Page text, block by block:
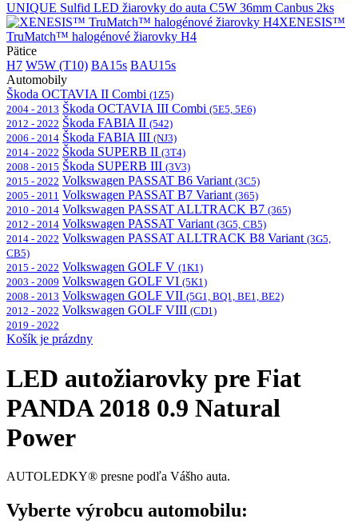
UNIQUE Sulfid LED žiarovky do auta C5W 36mm Canbus 2ks
XENESIS™
TruMatch™ halogénové žiarovky H4
Pätice
H7 W5W (T10) BA15s BAU15s
Automobily
Škoda OCTAVIA II Combi (1Z5)
2004 - 2013 Škoda OCTAVIA III Combi (5E5, 5E6)
2012 - 2022 Škoda FABIA II (542)
2006 - 2014 Škoda FABIA III (NJ3)
2014 - 2022 Škoda SUPERB II (3T4)
2008 - 2015 Škoda SUPERB III (3V3)
2015 - 2022 Volkswagen PASSAT B6 Variant (3C5)
2005 - 2011 Volkswagen PASSAT B7 Variant (365)
2010 - 2014 Volkswagen PASSAT ALLTRACK B7 (365)
2012 - 2014 Volkswagen PASSAT Variant (3G5, CB5)
2014 - 2022 Volkswagen PASSAT ALLTRACK B8 Variant (3G5,
CB5)
2015 - 2022 Volkswagen GOLF V (1K1)
2003 - 2009 Volkswagen GOLF VI (5K1)
2008 - 2013 Volkswagen GOLF VII (5G1, BQ1, BE1, BE2)
2012 - 2022 Volkswagen GOLF VIII (CD1)
2019 - 2022
Košík je prázdny
LED autožiarovky pre Fiat
PANDA 2018 0.9 Natural
Power
AUTOLEDKY® presne podľa Vášho auta.
Vyberte výrobcu automobilu: